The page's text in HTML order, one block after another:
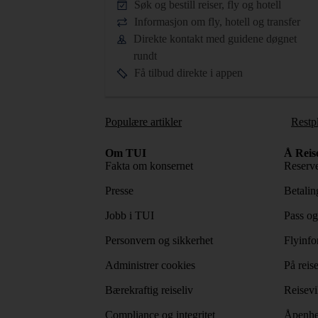
Søk og bestill reiser, fly og hotell
Informasjon om fly, hotell og transfer
Direkte kontakt med guidene døgnet
rundt
Få tilbud direkte i appen
Populære artikler
Om TUI
Fakta om konsernet
Presse
Jobb i TUI
Personvern og sikkerhet
Administrer cookies
Bærekraftig reiseliv
Compliance og integritet
Å
Pass
På